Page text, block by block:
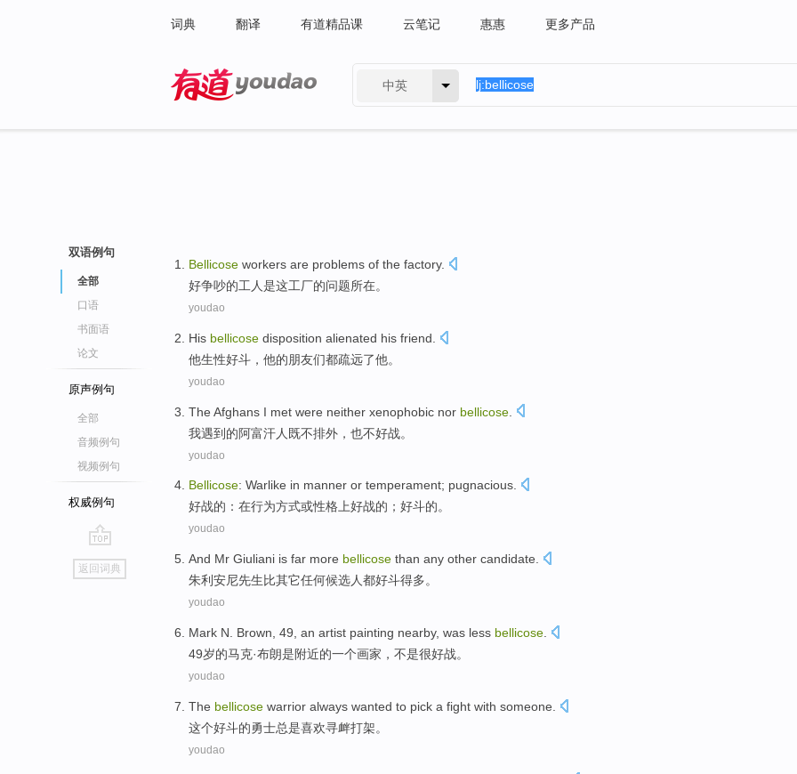
词典 翻译 有道精品课 云笔记 惠惠 更多产品
中英
双语例句
全部
口语
书面语
论文
原声例句
全部
音频例句
视频例句
权威例句
go
top
返回词典
Bellicose workers are problems of the factory.
好争吵的工人是这工厂的问题所在。
youdao
His bellicose disposition alienated his friend
他生性好斗 ，他的朋友们都疏远了他。
youdao
The Afghans I met were neither xenophobic nor bellicose
我遇到的阿富汗人 既不排外 ，也不好战。
youdao
Bellicose: Warlike in manner or temperament; pugnacious.
好战的： 在行为方式或性格上好战的； 好斗的。
youdao
And Mr Giuliani is far more bellicose than any other candidate
朱利安尼先生比其它任何候选人都好斗得多。
youdao
Mark N. Brown 49 an artist painting nearby, was less bellicose
49岁的马克·布朗是附近的一个画家 ，不是很好战。
youdao
The bellicose warrior always wanted to pick a fight with someone.
这个好斗的勇士总是喜欢寻衅打架。
youdao